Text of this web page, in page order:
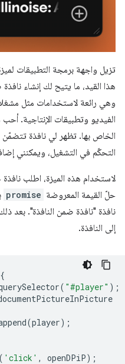
تزيل واجهة برمجة التطبيقات
هذا القيد، ما يتيح لك إنشاء
وهي رائعة لاستخدامات مثل
الخاص بها. تظهر لي نافذة تتضمّن
التحكّم في التشغيل، ويمكنني
لاستخدام هذه الميزة، اطلب
حلّ القيمة المعروضة promise
نافذة "نافذة ضمن النافذة". بعد
إلى النافذة.
{
( "#player" );
(player);
( 'click' , openDPiP);